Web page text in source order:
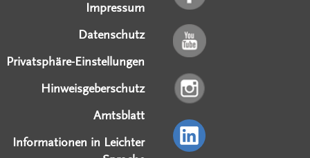
Impressum
Datenschutz
Privatsphäre-Einstellungen
Hinweisgeberschutz
Amtsblatt
Informationen in Leichter